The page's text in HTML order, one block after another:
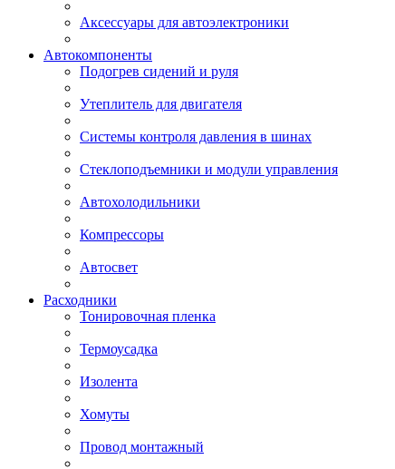
Аксессуары для автоэлектроники
Автокомпоненты
Подогрев сидений и руля
Утеплитель для двигателя
Системы контроля давления в шинах
Стеклоподъемники и модули управления
Автохолодильники
Компрессоры
Автосвет
Расходники
Тонировочная пленка
Термоусадка
Изолента
Хомуты
Провод монтажный